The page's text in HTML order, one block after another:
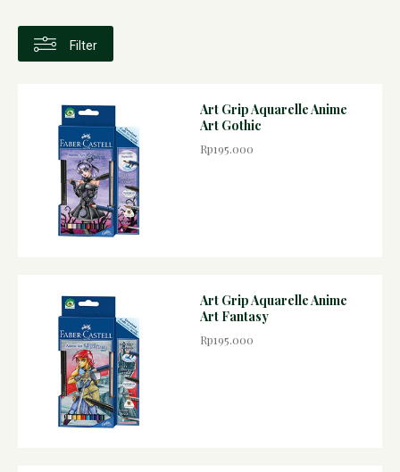
Filter
Art Grip Aquarelle Anime
Art Gothic
Rp195.000
Art Grip Aquarelle Anime
Art Fantasy
Rp195.000